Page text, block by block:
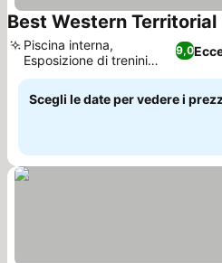
Best Western Territorial
9,0
Piscina interna,
Esposizione di trenini
nella hall
Scegli le date per vedere i